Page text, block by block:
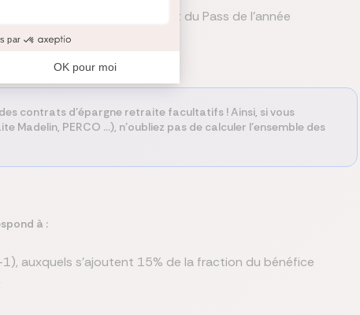
la limite de 8 fois le montant du Pass de l’année
contrats d’épargne retraite facultatifs ! Ainsi, si vous
PERCO …), n’oubliez pas de calculer l’ensemble des
à :
auxquels s’ajoutent 15% de la fraction du bénéfice